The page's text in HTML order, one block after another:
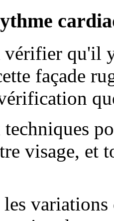
vérifier qu'il
façade
visage, et
les